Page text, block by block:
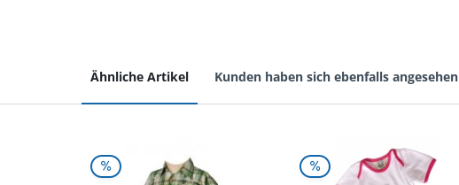
Ähnliche Artikel Kunden haben sich ebenfalls angesehen